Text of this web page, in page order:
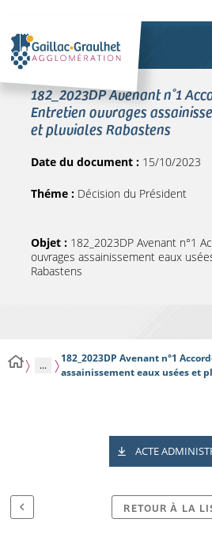
182_2023DP Avenant n°1
Entretien ouvrages
et pluviales Rabastens
Date du document : 15/10/2023
Théme : Décision du Président
Objet : 182_2023DP Avenant n°1
ouvrages assainissement eaux
Rabastens
...
182_2023DP Avenant n°1
assainissement eaux usées et
ACTE
RETOUR À LA